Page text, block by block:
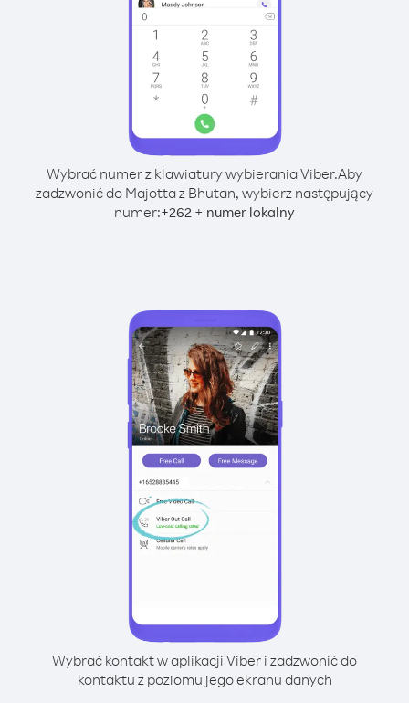
Wybrać numer z klawiatury wybierania Viber.Aby
zadzwonić do Majotta z Bhutan, wybierz następujący
numer:+262 + numer lokalny
Wybrać kontakt w aplikacji Viber i zadzwonić do
kontaktu z poziomu jego ekranu danych